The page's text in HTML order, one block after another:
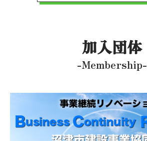
加入団体
-Membership-